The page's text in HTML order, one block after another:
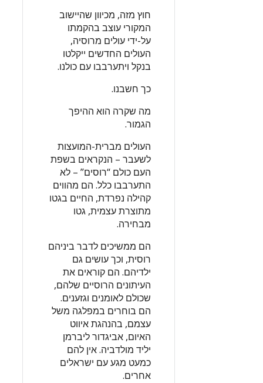
חוץ מזה, מכיוון שהיישוב
המקורי עוצב בהקמתו
על-ידי עולים מרוסיה,
העולים החדשים ייקלטו
בנקל ויתערבבו עם כולנו.
כך חשבנו.
מה שקרה הוא ההיפך
הגמור.
העולים מברית-המועצות
לשעבר – הנקראים בשפת
העם כולם “רוסים” – לא
התערבבו כלל. הם מהווים
קהילה נפרדת, החיים בגטו
מתוצרת עצמית, גטו
מבחירה.
הם ממשיכים לדבר ביניהם
רוסית, וכך עושים גם
ילדיהם. הם קוראים את
העיתונים הרוסיים שלהם,
שכולם לאומנים וגזענים.
הם בוחרים במפלגה משל
עצמם, בהנהגת איווט
האיום, אביגדור ליברמן
יליד מולדביה. אין להם
כמעט מגע עם ישראלים
אחרים.